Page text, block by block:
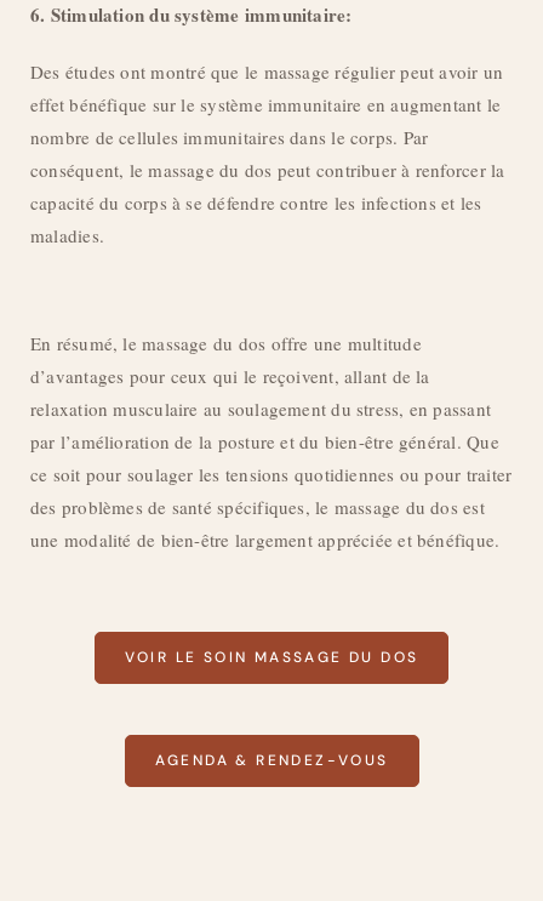
6. Stimulation du système immunitaire:
Des études ont montré que le massage régulier peut avoir un
effet bénéfique sur le système immunitaire en augmentant le
nombre de cellules immunitaires dans le corps. Par
conséquent, le massage du dos peut contribuer à renforcer la
capacité du corps à se défendre contre les infections et les
maladies.
En résumé, le massage du dos offre une multitude
d’avantages pour ceux qui le reçoivent, allant de la
relaxation musculaire au soulagement du stress, en passant
par l’amélioration de la posture et du bien-être général. Que
ce soit pour soulager les tensions quotidiennes ou pour traiter
des problèmes de santé spécifiques, le massage du dos est
une modalité de bien-être largement appréciée et bénéfique.
VOIR LE SOIN MASSAGE DU DOS
AGENDA & RENDEZ-VOUS